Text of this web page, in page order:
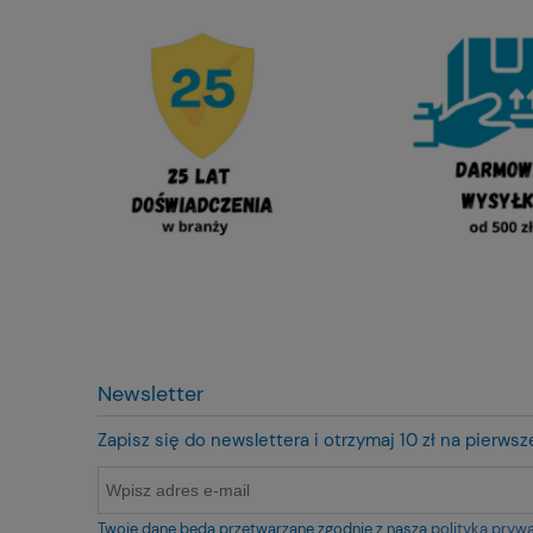
Newsletter
Zapisz się do newslettera i otrzymaj 10 zł na
Twoje dane będą przetwarzane zgodnie z naszą polityką